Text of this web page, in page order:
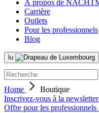
À propos de
Carrière
Outlets
Pour les professionnels
Blog
lu
Home
Boutique
Inscrivez-vous à la
Offre pour les professionnels